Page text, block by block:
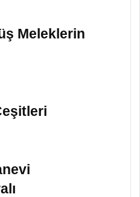
Meleklerin